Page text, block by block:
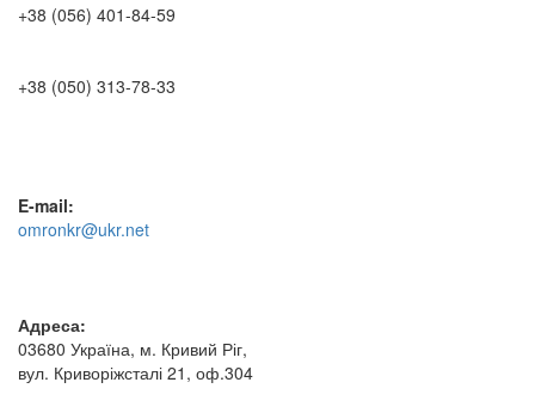
+38 (056) 401-84-59
+38 (050) 313-78-33
E-mail:
omronkr@ukr.net
Адреса:
03680 Україна, м. Кривий Ріг,
вул. Криворіжсталі 21, оф.304